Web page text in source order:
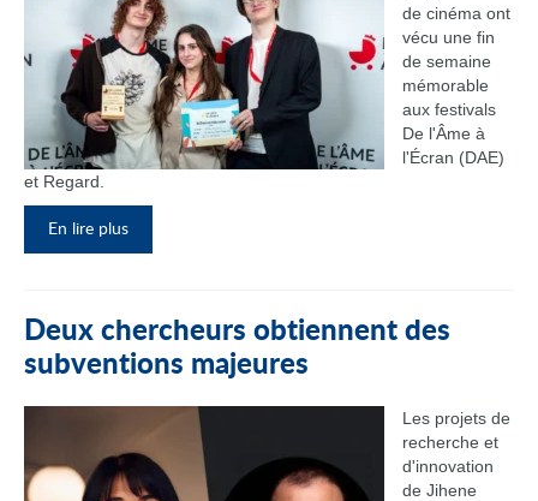
de cinéma ont
vécu une fin
de semaine
mémorable
aux festivals
De l'Âme à
l'Écran (DAE)
et Regard.
En lire plus
Deux chercheurs obtiennent des
subventions majeures
Les projets de
recherche et
d'innovation
de Jihene